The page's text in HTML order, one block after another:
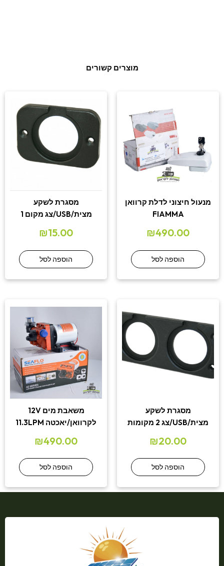
מוצרים קשורים
מנעול חיצוני לדלת קרוואן
FIAMMA
₪490.00
הוספה לסל
מסגרת לשקע
מצית/USB/צג מקום 1
₪15.00
הוספה לסל
מסגרת לשקע
מצית/USB/צג 2 מקומות
₪20.00
הוספה לסל
משאבת מים 12V
לקרוואן/יאכטה 11.3LPM
₪490.00
הוספה לסל